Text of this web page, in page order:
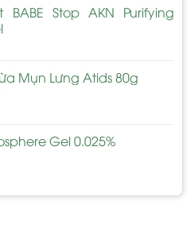
Stop AKN Purifying
Mụn Lưng Atids 80g
Gel 0.025%